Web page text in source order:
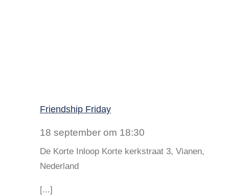
Friendship Friday
18 september om 18:30
De Korte Inloop Korte kerkstraat 3, Vianen,
Nederland
[...]